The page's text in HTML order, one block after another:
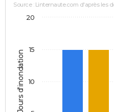
Jours d'inondation
Source : Linternaute.com d'après les
10
15
20